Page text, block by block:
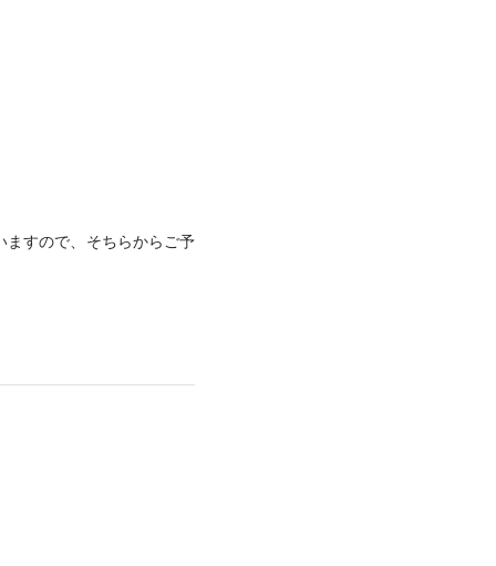
すので、そちらからご予